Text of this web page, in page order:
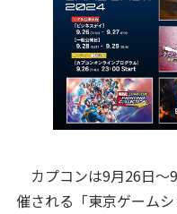
カプコンは9月26日～
催される「東京ゲーム